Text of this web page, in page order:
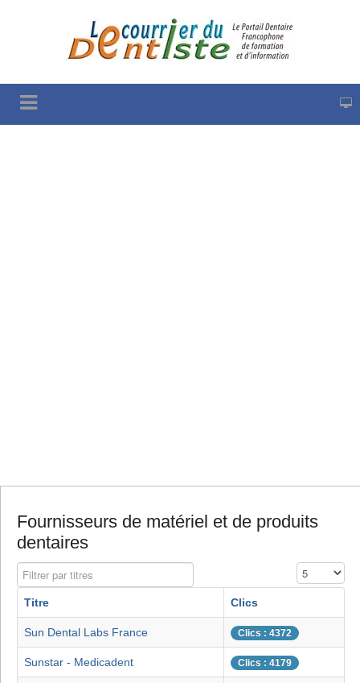
Fournisseurs de matériel et de produits
dentaires
Filtrer par titres Affichage #
Titre Clics
Sun Dental Labs France Clics : 4372
Sunstar - Medicadent Clics : 4179